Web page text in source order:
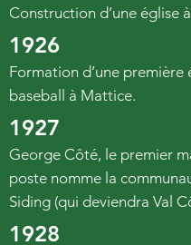
Construction d’une église
1926
Formation d’une première
baseball à Mattice.
1927
George Côté, le premier
poste nomme la
Siding (qui deviendra Val
1928